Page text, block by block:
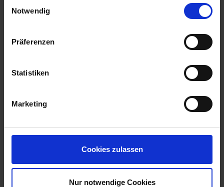
Notwendig
Präferenzen
Statistiken
Marketing
Cookies zulassen
Nur notwendige Cookies